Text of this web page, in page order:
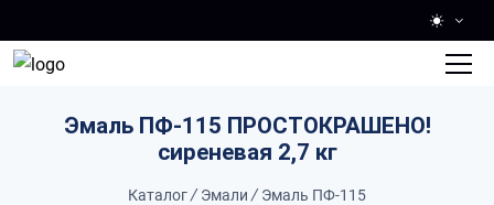
Эмаль ПФ-115 ПРОСТОКРАШЕНО!
сиреневая 2,7 кг
Каталог/ Эмали / Эмаль ПФ-115